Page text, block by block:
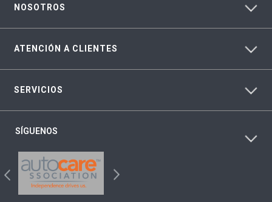
NOSOTROS
ATENCIÓN A CLIENTES
SERVICIOS
SÍGUENOS